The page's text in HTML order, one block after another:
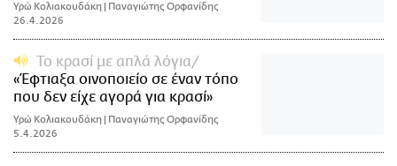
Υρώ Κολιακουδάκη | Παναγιώτης Ορφανίδης
26.4.2026
Το κρασί με απλά λόγια
«Έφτιαξα οινοποιείο σε έναν τόπο
που δεν είχε αγορά για κρασί»
Υρώ Κολιακουδάκη | Παναγιώτης Ορφανίδης
5.4.2026